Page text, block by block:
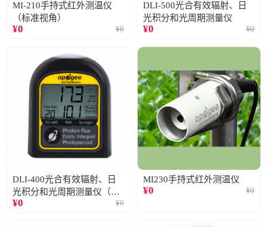
MI-210手持式红外测温仪
（标准视角）
¥0 ¥0
DLI-500光合有效辐射、日
光积分和光周期测量仪
¥0 ¥0
DLI-400光合有效辐射、日
光积分和光周期测量仪（仅
阳光）
¥0 ¥0
MI230手持式红外测温仪
¥0 ¥0